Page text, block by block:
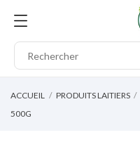
ACCUEIL PRODUITS LAITIERS
500G